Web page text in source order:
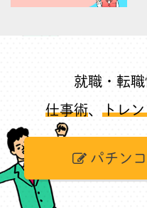
就職・転職
仕事術、 トレ
パチン